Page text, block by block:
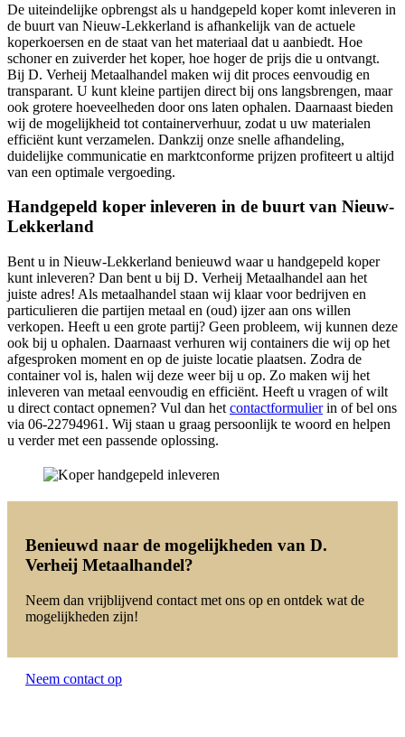
De uiteindelijke opbrengst als u handgepeld koper komt inleveren in
de buurt van Nieuw-Lekkerland is afhankelijk van de actuele
koperkoersen en de staat van het materiaal dat u aanbiedt. Hoe
schoner en zuiverder het koper, hoe hoger de prijs die u ontvangt.
Bij D. Verheij Metaalhandel maken wij dit proces eenvoudig en
transparant. U kunt kleine partijen direct bij ons langsbrengen, maar
ook grotere hoeveelheden door ons laten ophalen. Daarnaast bieden
wij de mogelijkheid tot containerverhuur, zodat u uw materialen
efficiënt kunt verzamelen. Dankzij onze snelle afhandeling,
duidelijke communicatie en marktconforme prijzen profiteert u altijd
van een optimale vergoeding.
Handgepeld koper inleveren in de buurt van Nieuw-
Lekkerland
Bent u in Nieuw-Lekkerland benieuwd waar u handgepeld koper
kunt inleveren? Dan bent u bij D. Verheij Metaalhandel aan het
juiste adres! Als metaalhandel staan wij klaar voor bedrijven en
particulieren die partijen metaal en (oud) ijzer aan ons willen
verkopen. Heeft u een grote partij? Geen probleem, wij kunnen deze
ook bij u ophalen. Daarnaast verhuren wij containers die wij op het
afgesproken moment en op de juiste locatie plaatsen. Zodra de
container vol is, halen wij deze weer bij u op. Zo maken wij het
inleveren van metaal eenvoudig en efficiënt. Heeft u vragen of wilt
u direct contact opnemen? Vul dan het contactformulierin of bel ons
via 06-22794961. Wij staan u graag persoonlijk te woord en helpen
u verder met een passende oplossing.
Benieuwd naar de mogelijkheden van D.
Verheij Metaalhandel?
Neem dan vrijblijvend contact met ons op en ontdek wat de
mogelijkheden zijn!
Neem contact op